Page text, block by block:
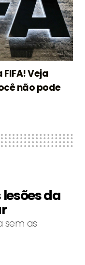
Veja
não pode
da
sem as